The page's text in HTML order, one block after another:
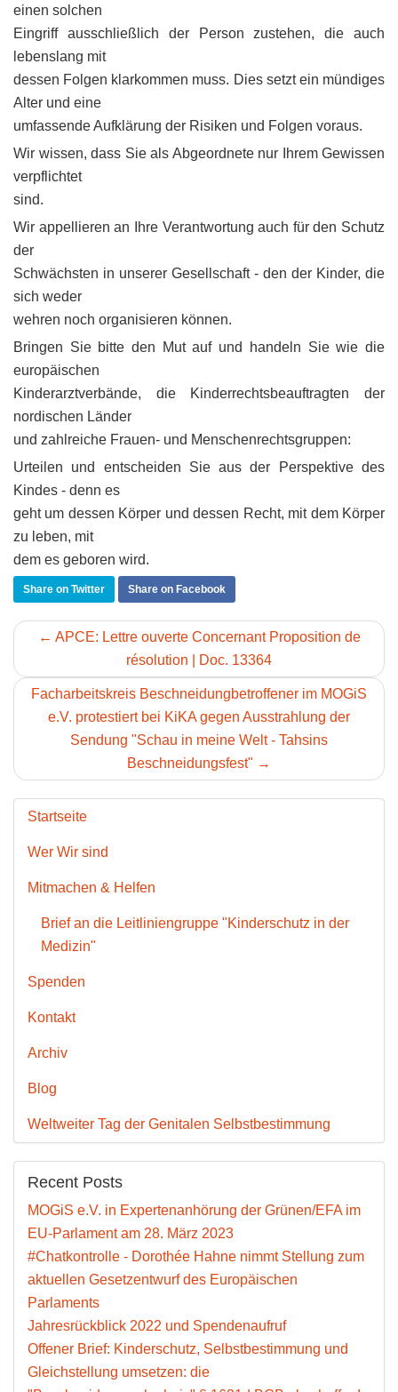
einen solchen
Eingriff ausschließlich der Person zustehen, die auch
lebenslang mit
dessen Folgen klarkommen muss. Dies setzt ein mündiges
Alter und eine
umfassende Aufklärung der Risiken und Folgen voraus.
Wir wissen, dass Sie als Abgeordnete nur Ihrem Gewissen
verpflichtet
sind.
Wir appellieren an Ihre Verantwortung auch für den Schutz
der
Schwächsten in unserer Gesellschaft - den der Kinder, die
sich weder
wehren noch organisieren können.
Bringen Sie bitte den Mut auf und handeln Sie wie die
europäischen
Kinderarztverbände, die Kinderrechtsbeauftragten der
nordischen Länder
und zahlreiche Frauen- und Menschenrechtsgruppen:
Urteilen und entscheiden Sie aus der Perspektive des
Kindes - denn es
geht um dessen Körper und dessen Recht, mit dem Körper
zu leben, mit
dem es geboren wird.
Share on Twitter Share on Facebook
← APCE: Lettre ouverte Concernant Proposition de
résolution | Doc. 13364
Facharbeitskreis Beschneidungbetroffener im MOGiS
e.V. protestiert bei KiKA gegen Ausstrahlung der
Sendung "Schau in meine Welt - Tahsins
Beschneidungsfest" →
Startseite
Wer Wir sind
Mitmachen & Helfen
Brief an die Leitliniengruppe "Kinderschutz in der
Medizin"
Spenden
Kontakt
Archiv
Blog
Weltweiter Tag der Genitalen Selbstbestimmung
Recent Posts
MOGiS e.V. in Expertenanhörung der Grünen/EFA im
EU-Parlament am 28. März 2023
#Chatkontrolle - Dorothée Hahne nimmt Stellung zum
aktuellen Gesetzentwurf des Europäischen
Parlaments
Jahresrückblick 2022 und Spendenaufruf
Offener Brief: Kinderschutz, Selbstbestimmung und
Gleichstellung umsetzen: die